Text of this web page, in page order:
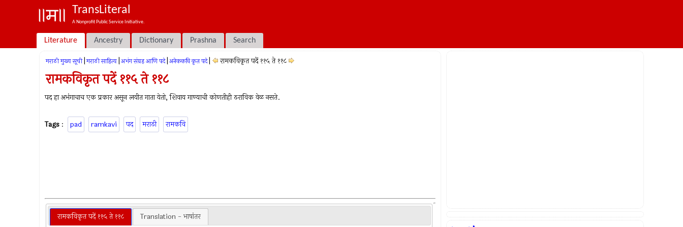
TransLiteral
A Nonprofit Public Service Initiative.
Literature Ancestry Dictionary Prashna Search
मराठी मुख्य सूची मराठी साहित्य अभंग संग्रह आणि पदे अनेककवि कृत पदे रामकविकृत पदें ११५ ते ११८
रामकविकृत पदें ११५ ते ११८
पद हा अभंगाचाच एक प्रकार असून लयीत गाता येतो, शिवाय गाण्याची कोणतीही ठराविक वेळ नसते.
Tags : pad ramkavi पद मराठी रामकवि
रामकविकृत पदें ११५ ते ११८ Translation - भाषांतर